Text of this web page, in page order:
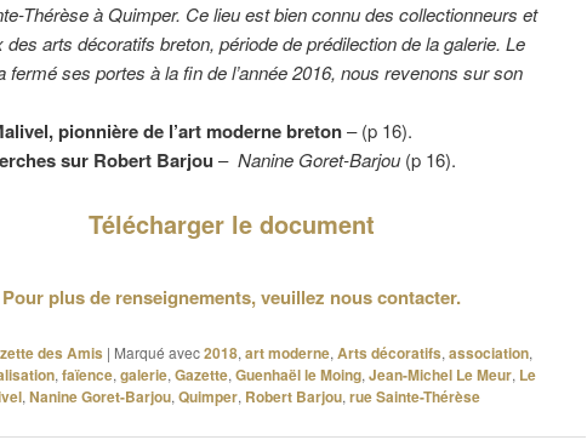
Thérèse à Quimper. Ce lieu est bien connu des collectionneurs et
des arts décoratifs breton, période de prédilection de la galerie. Le
fermé ses portes à la fin de l’année 2016, nous revenons sur son
pionnière de l’art moderne breton– (p 16).
sur Robert Barjou – Nanine Goret-Barjou(p 16).
Télécharger le document
Pour plus de renseignements, veuillez nous contacter.
des Amis | Marqué avec2018, art moderne, Arts décoratifs, association,
, faïence, galerie, Gazette, Guenhaël le Moing, Jean-Michel Le Meur, Le
, Nanine Goret-Barjou, Quimper, Robert Barjou, rue Sainte-Thérèse